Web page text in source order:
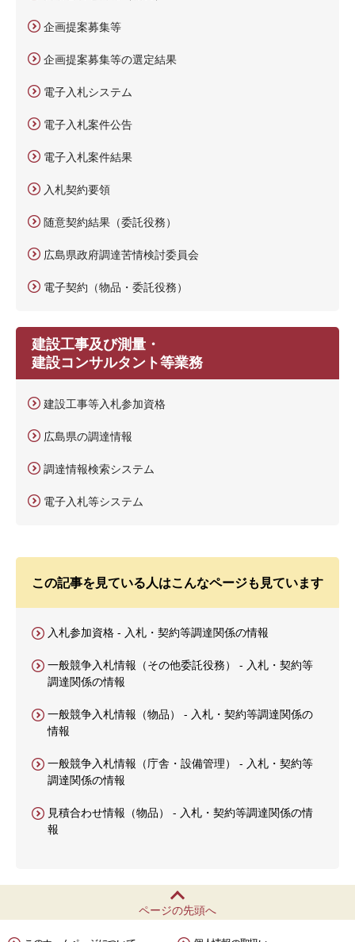
企画提案募集等
企画提案募集等の選定結果
電子入札システム
電子入札案件公告
電子入札案件結果
入札契約要領
随意契約結果（委託役務）
広島県政府調達苦情検討委員会
電子契約（物品・委託役務）
建設工事及び測量・
建設コンサルタント等業務
建設工事等入札参加資格
広島県の調達情報
調達情報検索システム
電子入札等システム
この記事を見ている人はこんなページも見ています
入札参加資格 - 入札・契約等調達関係の情報
一般競争入札情報（その他委託役務） - 入札・契約等
調達関係の情報
一般競争入札情報（物品） - 入札・契約等調達関係の
情報
一般競争入札情報（庁舎・設備管理） - 入札・契約等
調達関係の情報
見積合わせ情報（物品） - 入札・契約等調達関係の情
報
ページの先頭へ